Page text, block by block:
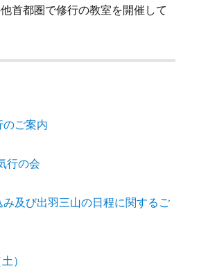
首都圏で修行の教室を開催して
のご案内
行の会
み及び出羽三山の日程に関するご
）